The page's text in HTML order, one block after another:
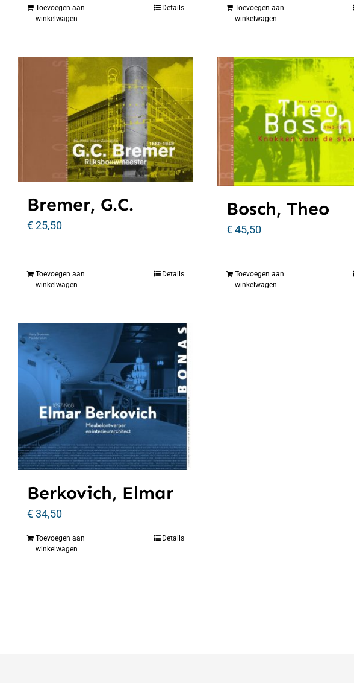
Toevoegen aan
winkelwagen
Details
Toevoegen aan
winkelwagen
Bremer, G.C.
€25,50
Toevoegen aan
winkelwagen
Details
Bosch, Theo
€45,50
Toevoegen aan
winkelwagen
Berkovich, Elmar
€34,50
Toevoegen aan
winkelwagen
Details